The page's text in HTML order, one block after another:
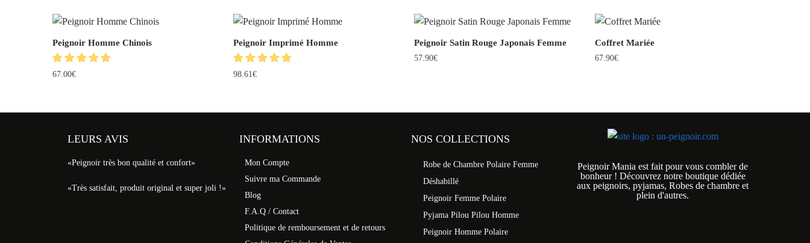
Peignoir Homme Chinois
67.00€
Peignoir Imprimé Homme
98.61€
Peignoir Satin Rouge Japonais Femme
57.90€
Coffret Mariée
67.90€
LEURS AVIS
«Peignoir très bon qualité et confort»
«Très satisfait, produit original et super joli !»
INFORMATIONS
Mon Compte
Suivre ma Commande
Blog
F.A.Q / Contact
Politique de remboursement et de retours
NOS COLLECTIONS
Robe de Chambre Polaire Femme
Déshabillé
Peignoir Femme Polaire
Pyjama Pilou Pilou Homme
Peignoir Homme Polaire
Peignoir Mania est fait pour vous combler de
bonheur ! Découvrez notre boutique dédiée
aux peignoirs, pyjamas, Robes de chambre et
plein d'autres.